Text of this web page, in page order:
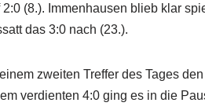
(8.). Immenhausen blieb klar
das 3:0 nach (23.).
zweiten Treffer des Tages
verdienten 4:0 ging es in die